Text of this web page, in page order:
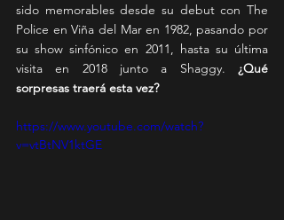
sido memorables desde su debut con The
Police en Viña del Mar en 1982, pasando por
su show sinfónico en 2011, hasta su última
visita en 2018 junto a Shaggy. ¿Qué
sorpresas traerá esta vez?
https://www.youtube.com/watch?
v=vtBtNV1ktGE